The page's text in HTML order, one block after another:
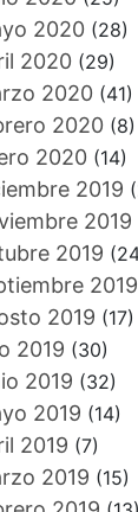
2020(28)
2020(29)
2020(41)
2020(8)
2020(14)
2019
2019
2019
2019
2019 (17)
2019 (30)
2019 (32)
2019 (14)
2019 (7)
2019 (15)